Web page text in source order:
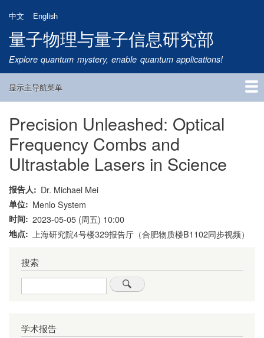
到
主
要
内
中文 English
量子物理与量子信息研究部
Explore quantum mystery, enable quantum applications!
Main
显示主导航菜单
首页
研究方向
量子卫星
团队成员
新闻动态
研究进展
学术报告
论文发表
公告通知
招生信息
相关链接
Precision Unleashed: Optical
Frequency Combs and
Ultrastable Lasers in Science
报告人 Dr. Michael Mei
单位 Menlo System
时间 2023-05-05 (周五) 10:00
地点 上海研究院4号楼329报告厅（合肥物质楼B1102同步视频）
搜索
Search
学术报告